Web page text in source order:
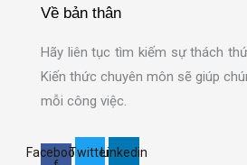
Về bản thân
Hãy liên tục tìm kiếm sự thách
Kiến thức chuyên môn sẽ giúp
mỗi công việc.
Facebook-TwitterLinkedin